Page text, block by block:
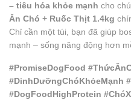
– tiêu hóa khỏe mạnh cho
Ăn Chó + Ruốc Thịt 1.4kg
Chỉ cần một túi, bạn đã giúp
mạnh – sống năng động hơn
#PromiseDogFood
#DinhDưỡngChóKhỏeMạnh
#DogFoodHighProtein